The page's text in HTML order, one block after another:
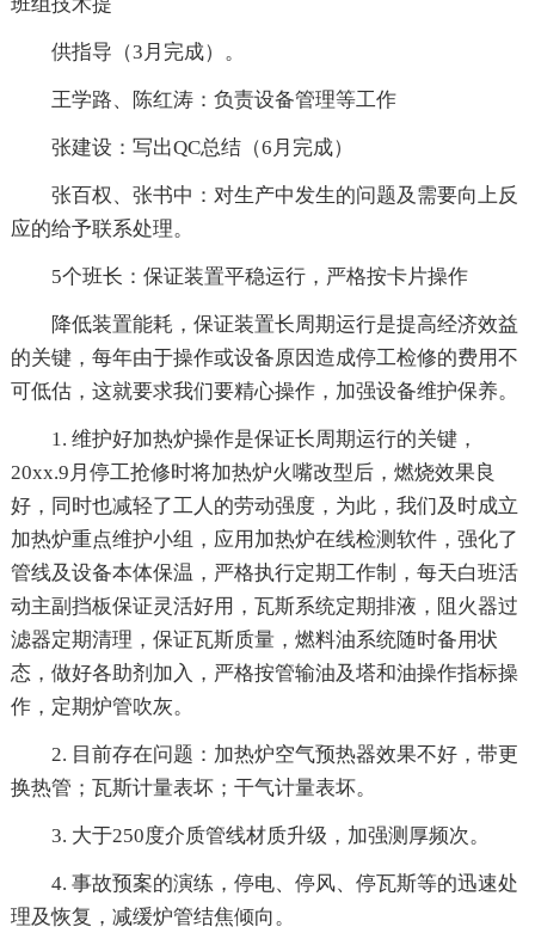
班组技术提
供指导（3月完成）。
王学路、陈红涛：负责设备管理等工作
张建设：写出QC总结（6月完成）
张百权、张书中：对生产中发生的问题及需要向上反
应的给予联系处理。
5个班长：保证装置平稳运行，严格按卡片操作
降低装置能耗，保证装置长周期运行是提高经济效益
的关键，每年由于操作或设备原因造成停工检修的费用不
可低估，这就要求我们要精心操作，加强设备维护保养。
1. 维护好加热炉操作是保证长周期运行的关键，
20xx.9月停工抢修时将加热炉火嘴改型后，燃烧效果良
好，同时也减轻了工人的劳动强度，为此，我们及时成立
加热炉重点维护小组，应用加热炉在线检测软件，强化了
管线及设备本体保温，严格执行定期工作制，每天白班活
动主副挡板保证灵活好用，瓦斯系统定期排液，阻火器过
滤器定期清理，保证瓦斯质量，燃料油系统随时备用状
态，做好各助剂加入，严格按管输油及塔和油操作指标操
作，定期炉管吹灰。
2. 目前存在问题：加热炉空气预热器效果不好，带更
换热管；瓦斯计量表坏；干气计量表坏。
3. 大于250度介质管线材质升级，加强测厚频次。
4. 事故预案的演练，停电、停风、停瓦斯等的迅速处
理及恢复，减缓炉管结焦倾向。